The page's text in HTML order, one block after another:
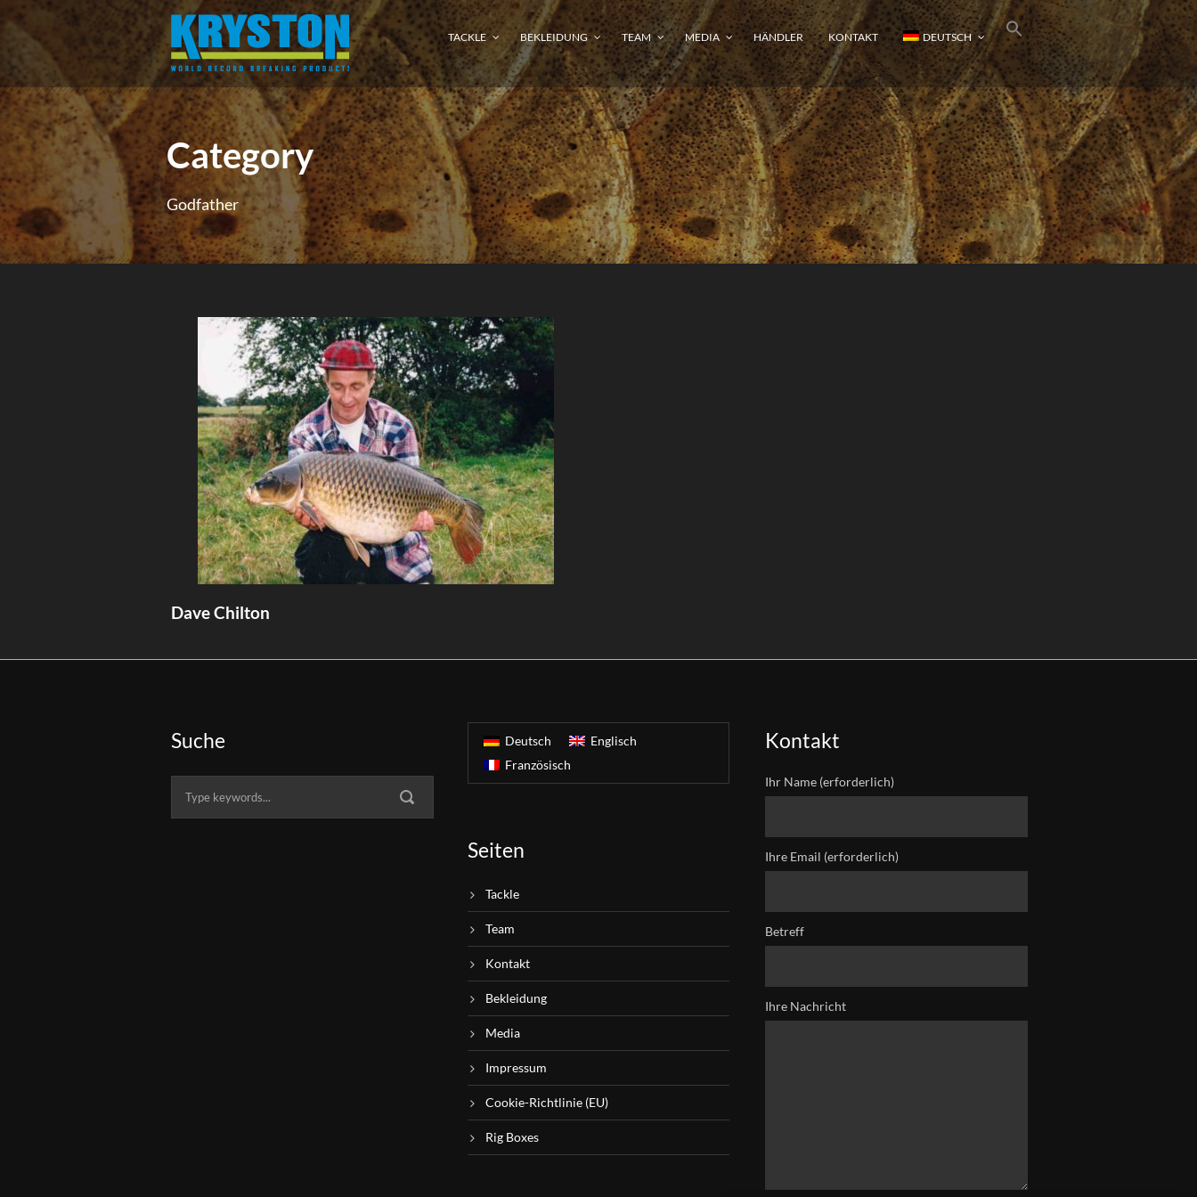
TACKLE BEKLEIDUNG TEAM MEDIA HÄNDLER KONTAKT DEUTSCH
Category
Godfather
Dave Chilton
Suche Deutsch
Englisch
Französisch
Seiten
Tackle
Team
Kontakt
Bekleidung
Media
Impressum
Cookie-Richtlinie (EU)
Rig Boxes
Kontakt
Ihr Name (erforderlich)
Ihre Email (erforderlich)
Betreff
Ihre Nachricht